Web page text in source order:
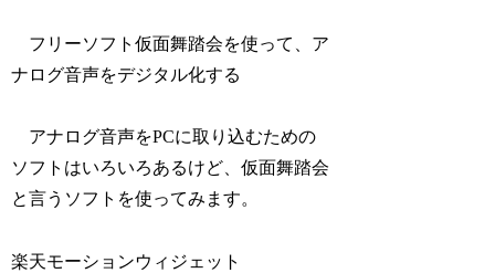
フリーソフト仮面舞踏会を使って、ア
ナログ音声をデジタル化する
アナログ音声をPCに取り込むための
ソフトはいろいろあるけど、仮面舞踏会
と言うソフトを使ってみます。
楽天モーションウィジェット